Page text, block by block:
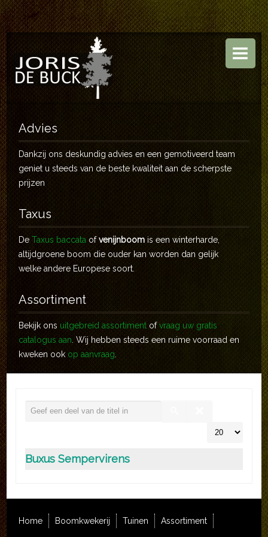
HOME
BOOMKWEKERIJ
TUINEN
ASSORTIMENT
CONTACT
Advies
Dankzij ons deskundig advies en een gemotiveerd team
geniet u steeds van de beste kwaliteit aan de scherpste
prijzen
Taxus
DeTaxus baccata ofvenijnboom is een winterharde,
altijdgroene boom die ouder kan worden dan gelijk
welke andere Europese soort.
Assortiment
Bekijk ons uitgebreid assortiment ofvraag uw gratis
catalogus aan . Wij hebben steeds een ruime voorraad en
kweken ook op aanvraag
Buxus Sempervirens
Home Boomkwekerij Tuinen Assortiment